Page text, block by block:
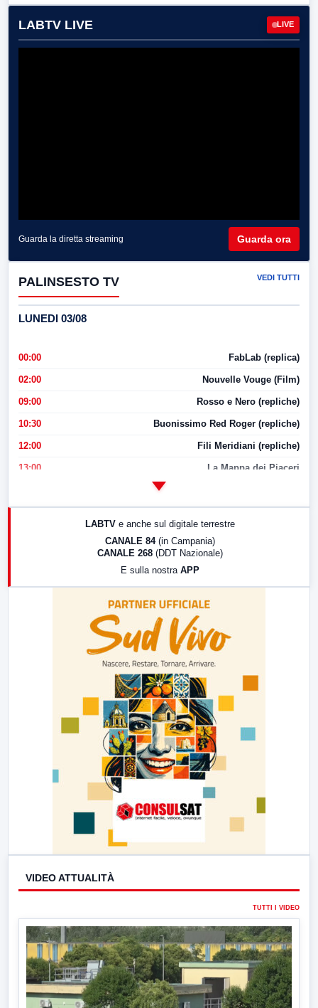
LABTV LIVE LIVE
Guarda la diretta streaming Guarda ora
PALINSESTO TV VEDI TUTTI
LUNEDI 03/08
00:00 FabLab (replica)
02:00 Nouvelle Vouge (Film)
09:00 Rosso e Nero (repliche)
10:30 Buonissimo Red Roger (repliche)
12:00 Fili Meridiani (repliche)
13:00 La Mappa dei Piaceri
LABTV e anche sul digitale terrestre
CANALE 84 (in Campania)
CANALE 268 (DDT Nazionale)
E sulla nostra APP
VIDEO ATTUALITÀ
TUTTI I VIDEO